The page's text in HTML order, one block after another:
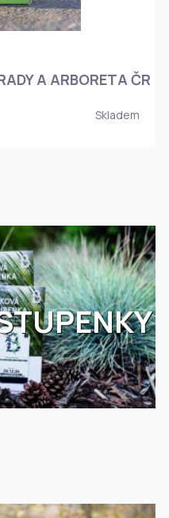
A ARBORETA ČR
Skladem